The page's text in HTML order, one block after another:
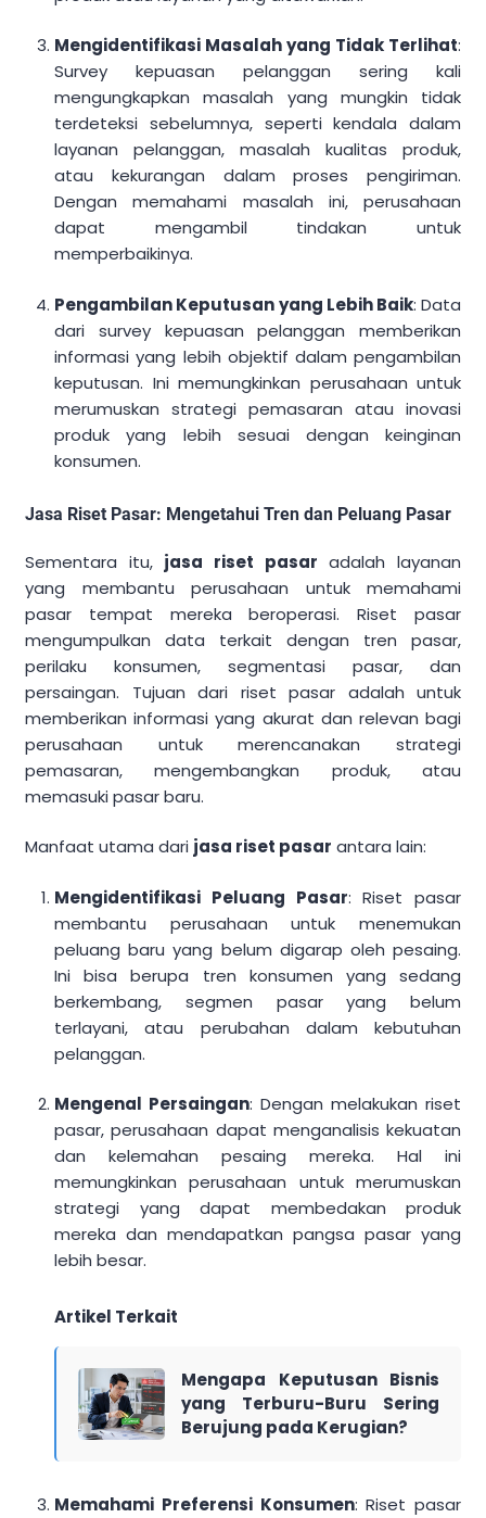
Mengidentifikasi Masalah yang Tidak Terlihat:
Survey kepuasan pelanggan sering kali
mengungkapkan masalah yang mungkin tidak
terdeteksi sebelumnya, seperti kendala dalam
layanan pelanggan, masalah kualitas produk,
atau kekurangan dalam proses pengiriman.
Dengan memahami masalah ini, perusahaan
dapat mengambil tindakan untuk
memperbaikinya.
Pengambilan Keputusan yang Lebih Baik: Data
dari survey kepuasan pelanggan memberikan
informasi yang lebih objektif dalam pengambilan
keputusan. Ini memungkinkan perusahaan untuk
merumuskan strategi pemasaran atau inovasi
produk yang lebih sesuai dengan keinginan
konsumen.
Jasa Riset Pasar: Mengetahui Tren dan Peluang Pasar
Sementara itu, jasa riset pasar adalah layanan
yang membantu perusahaan untuk memahami
pasar tempat mereka beroperasi. Riset pasar
mengumpulkan data terkait dengan tren pasar,
perilaku konsumen, segmentasi pasar, dan
persaingan. Tujuan dari riset pasar adalah untuk
memberikan informasi yang akurat dan relevan bagi
perusahaan untuk merencanakan strategi
pemasaran, mengembangkan produk, atau
memasuki pasar baru.
Manfaat utama dari jasa riset pasar antara lain:
Mengidentifikasi Peluang Pasar: Riset pasar
membantu perusahaan untuk menemukan
peluang baru yang belum digarap oleh pesaing.
Ini bisa berupa tren konsumen yang sedang
berkembang, segmen pasar yang belum
terlayani, atau perubahan dalam kebutuhan
pelanggan.
Mengenal Persaingan: Dengan melakukan riset
pasar, perusahaan dapat menganalisis kekuatan
dan kelemahan pesaing mereka. Hal ini
memungkinkan perusahaan untuk merumuskan
strategi yang dapat membedakan produk
mereka dan mendapatkan pangsa pasar yang
lebih besar.
Artikel Terkait
Mengapa Keputusan Bisnis
yang Terburu-Buru Sering
Berujung pada Kerugian?
Memahami Preferensi Konsumen: Riset pasar